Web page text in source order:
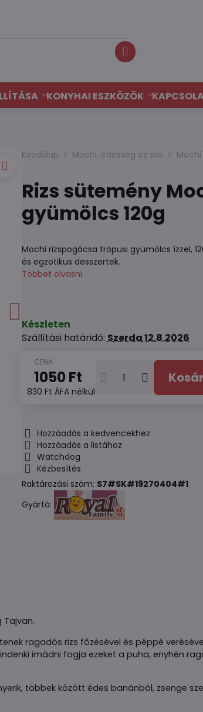
Keresés
KONYHAI ESZKÖZÖK
Kezdőlap Mochi, édesség és sós Mochi
Rizs sütemény
gyümölcs 120g
Mochi rizspogácsa trópusi gyümölcs ízzel,
és egzotikus desszertek.
Többet olvasni
Készleten
Szállítási határidő:Szerda12.8.2026
1050 Ft
830 Ft ÁFA nélkül
Hozzáadás a kedvencekhez
Hozzáadás a listához
Watchdog
Kézbesítés
Raktározási szám: S7#SK#19270404#1
Gyártó:
Tajvan.
ragadós rizs főzésével és péppé
imádni fogja ezeket a puha, enyhén
többek között édes banánból, zsenge